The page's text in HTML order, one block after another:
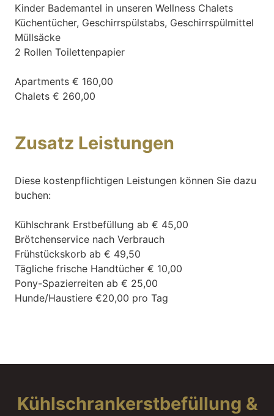
Kinder Bademantel in unseren Wellness Chalets
Küchentücher, Geschirrspülstabs, Geschirrspülmittel
Müllsäcke
2 Rollen Toilettenpapier
Apartments € 160,00
Chalets € 260,00
Zusatz Leistungen
Diese kostenpflichtigen Leistungen können Sie dazu
buchen:
Kühlschrank Erstbefüllung ab € 45,00
Brötchenservice nach Verbrauch
Frühstückskorb ab € 49,50
Tägliche frische Handtücher € 10,00
Pony-Spazierreiten ab € 25,00
Hunde/Haustiere €20,00 pro Tag
Kühlschrankerstbefüllung &